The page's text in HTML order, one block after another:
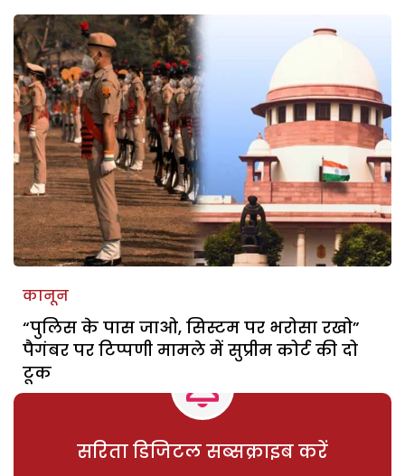
कानून
“पुलिस के पास जाओ, सिस्टम पर भरोसा रखो”
पैगंबर पर टिप्पणी मामले में सुप्रीम कोर्ट की दो
टूक
सरिता डिजिटल सब्सक्राइब करें